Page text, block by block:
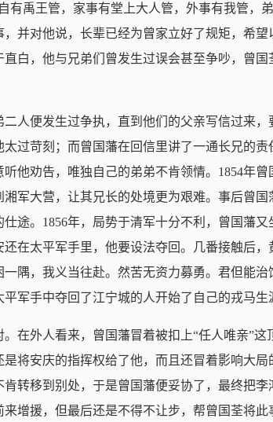
有禹王管，家事有堂上大人管，外事有我管，
并对他说，长辈已经为曾家立好了规矩，希
白，他与兄弟们曾发生过误会甚至争吵，曾
人便发生过争执，直到他们的父亲写信过来
过苛刻；而曾国藩在回信里讲了一通长兄的
他劝告，唯独自己的弟弟不肯领情。1854年
军大营，让其兄长的处境更为艰难。事后曾
途。1856年，局势于清军十分不利，曾国藩
在太平军手里，他要设法夺回。几番接触后
隅，我义当往赴。然苦无资力募勇。君但能
军手中夺回了江宁城的人开始了自己的戎马生
在外人看来，曾国藩冒着被扣上“任人唯亲”
将安庆的指挥权给了他，而且还冒着影响大
转移到别处，于是曾国藩便妥协了，最终把
增援，但最后还是不得不让步，帮曾国荃将